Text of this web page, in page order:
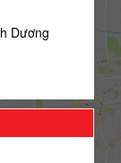
Dương